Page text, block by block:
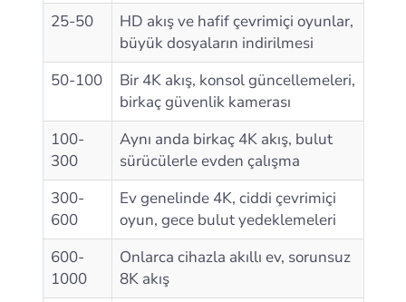
25-50
HD akış ve hafif çevrimiçi oyunlar,
büyük dosyaların indirilmesi
50-100
Bir 4K akış, konsol güncellemeleri,
birkaç güvenlik kamerası
100-
300
Aynı anda birkaç 4K akış, bulut
sürücülerle evden çalışma
300-
600
Ev genelinde 4K, ciddi çevrimiçi
oyun, gece bulut yedeklemeleri
600-
1000
Onlarca cihazla akıllı ev, sorunsuz
8K akış